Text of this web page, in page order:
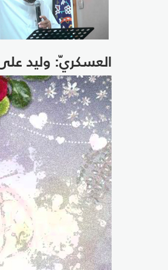
العسكريّ: وليد